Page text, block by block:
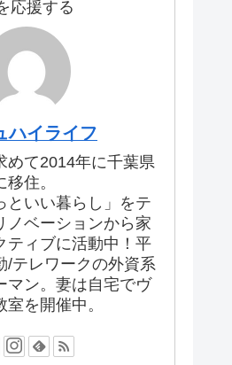
応援する
ハイライフ
めて2014年に千葉県
住。
といい暮らし」をテ
ノベーションから家
ティブに活動中！平
/テレワークの外資系
マン。妻は自宅でヴ
を開催中。